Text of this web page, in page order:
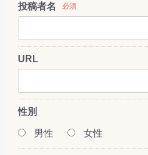
投稿者名 必須
URL
性別
男性 女性